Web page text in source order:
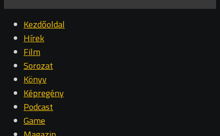
Kezdőoldal
Hírek
Film
Sorozat
Könyv
Képregény
Podcast
Game